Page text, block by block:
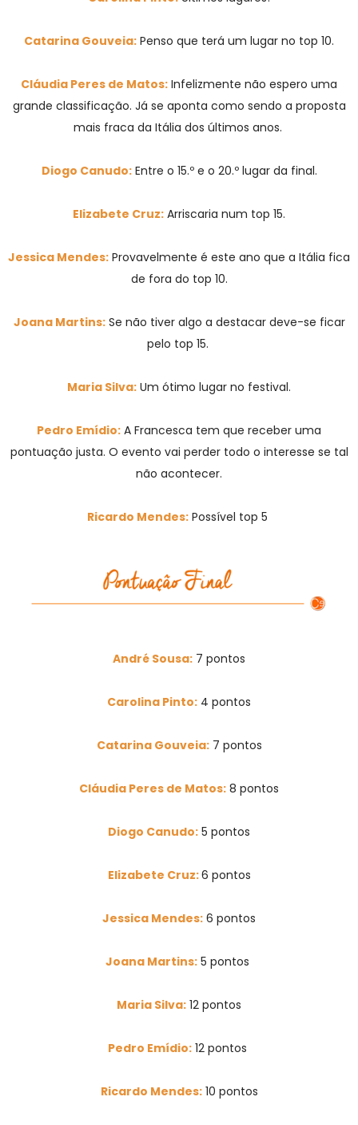
Catarina Gouveia: Penso que terá um lugar no top 10.
Cláudia Peres de Matos: Infelizmente não espero uma
grande classificação. Já se aponta como sendo a proposta
mais fraca da Itália dos últimos anos.
Diogo Canudo:Entre o 15.º e o 20.º lugar da final.
Elizabete Cruz: Arriscaria num top 15.
Jessica Mendes: Provavelmente é este ano que a Itália fica
de fora do top 10.
Joana Martins:Se não tiver algo a destacar deve-se ficar
pelo top 15.
Maria Silva: Um ótimo lugar no festival.
Pedro Emídio: A Francesca tem que receber uma
pontuação justa. O evento vai perder todo o interesse se tal
não acontecer.
Ricardo Mendes: Possível top 5
André Sousa: 7 pontos
Carolina Pinto: 4 pontos
Catarina Gouveia:7 pontos
Cláudia Peres de Matos: 8 pontos
Diogo Canudo: 5 pontos
Elizabete Cruz:6 pontos
Jessica Mendes: 6 pontos
Joana Martins: 5 pontos
Maria Silva: 12 pontos
Pedro Emídio: 12 pontos
Ricardo Mendes:10 pontos